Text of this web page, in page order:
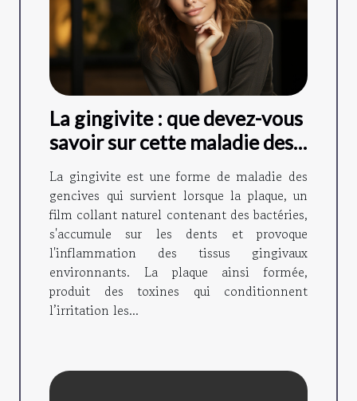
La gingivite : que devez-vous
savoir sur cette maladie des
gencives ?
La gingivite est une forme de maladie des
gencives qui survient lorsque la plaque, un
film collant naturel contenant des bactéries,
s'accumule sur les dents et provoque
l'inflammation des tissus gingivaux
environnants. La plaque ainsi formée,
produit des toxines qui conditionnent
l’irritation les...